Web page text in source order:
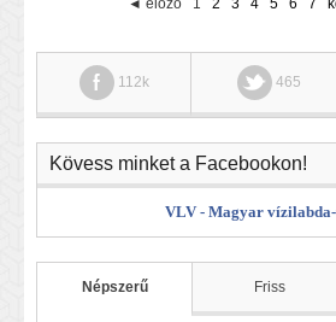
◄ előző 1 2 3 4 5 6 7
112k 465
Kövess minket a Facebookon!
VLV - Magyar
Népszerű Friss